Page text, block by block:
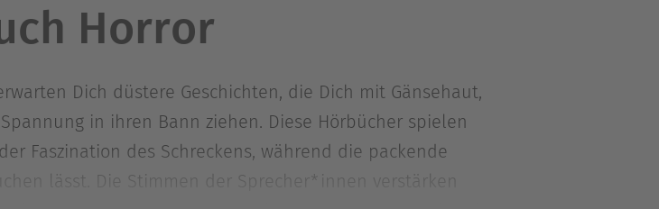
Horror
Dich düstere Geschichten, die Dich mit Gänsehaut,
in ihren Bann ziehen. Diese Hörbücher spielen
Faszination des Schreckens, während die packende
lässt. Die Stimmen der Sprecher*innen verstärken